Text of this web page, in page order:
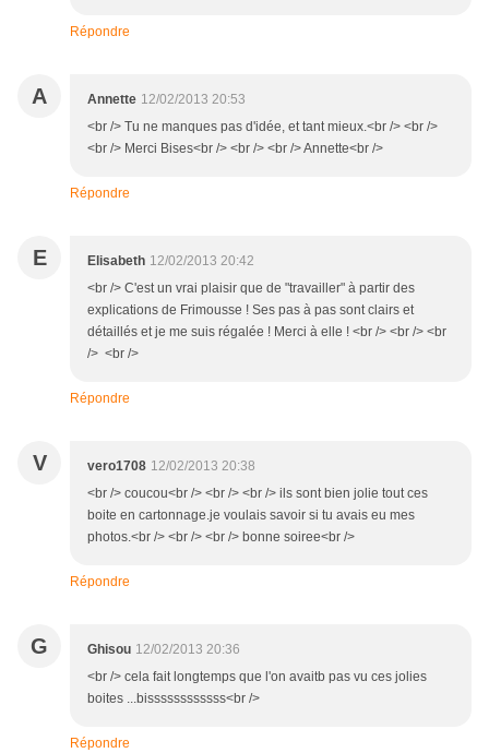
Répondre
A Annette 12/02/2013 20:53
<br /> Tu ne manques pas d'idée, et tant mieux.<br /> <br />
<br /> Merci Bises<br /> <br /> <br /> Annette<br />
Répondre
E Elisabeth 12/02/2013 20:42
<br /> C'est un vrai plaisir que de "travailler" à partir des
explications de Frimousse ! Ses pas à pas sont clairs et
détaillés et je me suis régalée ! Merci à elle ! <br /> <br /> <br
/> <br />
Répondre
V vero1708 12/02/2013 20:38
<br /> coucou<br /> <br /> <br /> ils sont bien jolie tout ces
boite en cartonnage.je voulais savoir si tu avais eu mes
photos.<br /> <br /> <br /> bonne soiree<br />
Répondre
G Ghisou 12/02/2013 20:36
<br /> cela fait longtemps que l'on avaitb pas vu ces jolies
boites ...bissssssssssss<br />
Répondre